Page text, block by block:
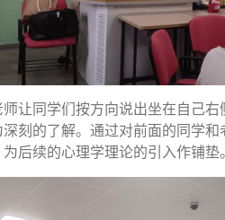
让同学们按方向说出坐在自己
刻的了解。通过对前面的同学
后续的心理学理论的引入作铺垫